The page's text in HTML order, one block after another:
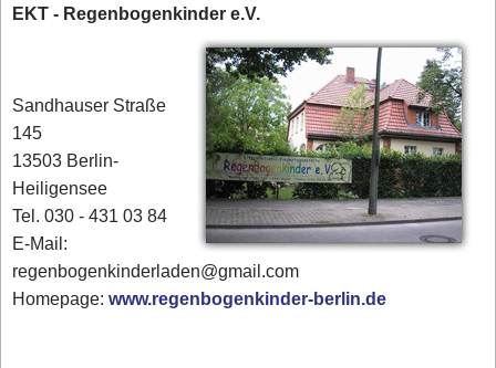
EKT - Regenbogenkinder e.V.
Sandhauser Straße
145
13503 Berlin-
Heiligensee
Tel. 030 - 431 03 84‎
E-Mail:
regenbogenkinderladen@gmail.com
Homepage:www.regenbogenkinder-berlin.de